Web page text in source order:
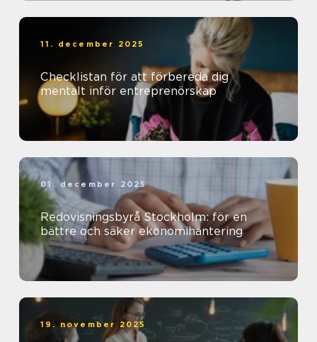
11. december 2025
Checklistan för att förbereda dig
mentalt inför entreprenörskap
01. december 2025
Redovisningsbyrå Stockholm: för en
bättre och säker ekonomihantering
19. november 2025